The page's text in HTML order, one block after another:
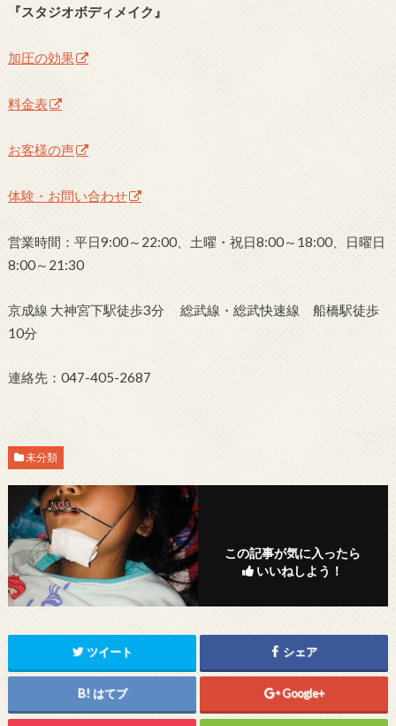
『スタジオボディメイク』
加圧の効果
料金表
お客様の声
体験・お問い合わせ
営業時間：平日9:00～22:00、土曜・祝日8:00～18:00、日曜日
8:00～21:30
京成線 大神宮下駅徒歩3分 総武線・総武快速線 船橋駅徒歩
10分
連絡先：047-405-2687
未分類
この記事が気に入ったら
いいねしよう！
ツイート シェア
はてブ Google+